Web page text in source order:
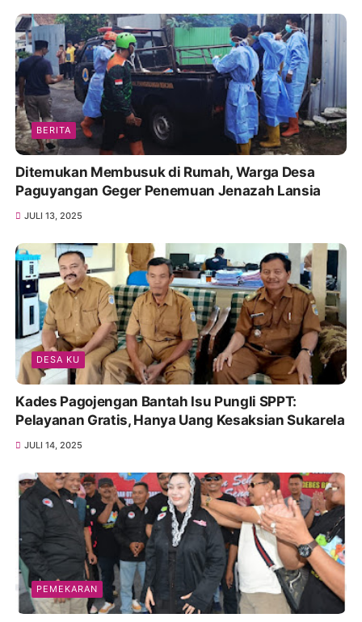
BERITA
Ditemukan Membusuk di Rumah, Warga Desa
Paguyangan Geger Penemuan Jenazah Lansia
JULI 13, 2025
DESA KU
Kades Pagojengan Bantah Isu Pungli SPPT:
Pelayanan Gratis, Hanya Uang Kesaksian Sukarela
JULI 14, 2025
PEMEKARAN